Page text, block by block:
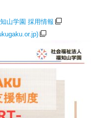
山学園 採用情報